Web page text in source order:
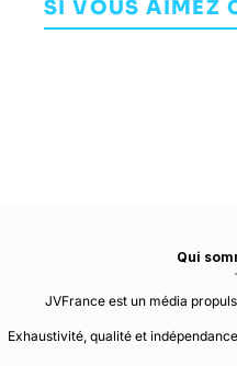
SI VOUS AIMEZ
INDÉPENDANT
Qui
JVFrance est un média
Exhaustivité, qualité et